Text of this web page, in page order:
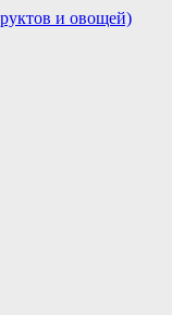
и овощей)